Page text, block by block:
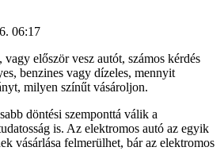
06:17
először vesz autót, számos kérdés
benzines vagy dízeles, mennyit
milyen színűt vásároljon.
döntési szemponttá válik a
is. Az elektromos autó az egyik
vásárlása felmerülhet, bár az elektromos